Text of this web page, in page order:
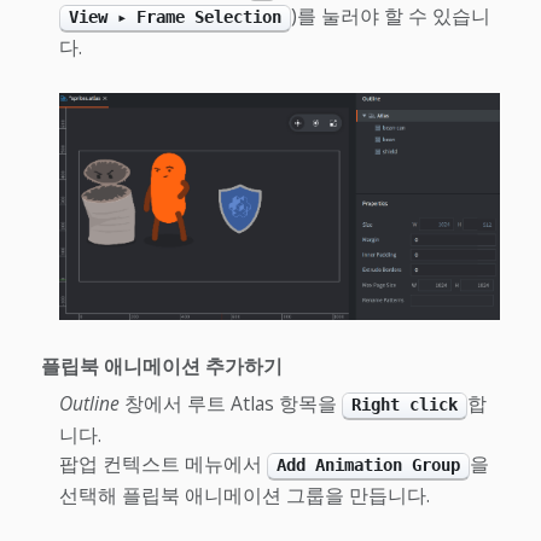
View ▸ Frame Selection )를 눌러야 할 수 있습니
다.
플립북 애니메이션 추가하기
Outline 창에서 루트 Atlas 항목을 Right click 합
니다.
팝업 컨텍스트 메뉴에서 Add Animation Group 을
선택해 플립북 애니메이션 그룹을 만듭니다.